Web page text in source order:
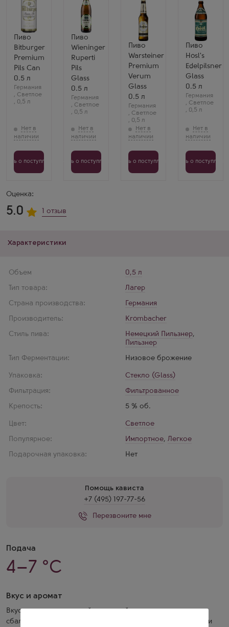
Оценка:
5.0 1 отзыв
Характеристики
Объем
0,5 л
Тип товара:
Лагер
Страна производства:
Германия
Производитель:
Krombacher
Стиль пива:
Немецкий Пильзнер,
Пильзнер
Тип Ферментации:
Низовое брожение
Упаковка:
Стекло (Glass)
Фильтрация:
Фильтрованное
Крепость:
5 % об.
Цвет:
Светлое
Популярное:
Импортное,Легкое
Подарочная упаковка:
Нет
Помощь кависта
+7 (495) 197-77-56
Перезвоните мне
Пиво
Bitburger
Premium
Pils Can
0.5 л
Германия
, Светлое
, 0,5 л
о поступлении
Пиво
Wieninger
Ruperti
Pils
Glass
0.5 л
Германия
, Светлое
, 0,5 л
Узнать о поступлении
Пиво
Warsteiner
Premium
Verum
Glass
0.5 л
Германия
, Светлое
, 0,5 л
Узнать о поступлении
Пиво
Hosl's
Edelpilsner
Glass
0.5 л
Германия
, Светлое
, 0,5 л
Узнать о
Подача
4–7 °C
Вкус и аромат
Вкус пива слегка пряный, хмелевой, хорошо
сбалансированный, с гладкой текстурой, нотками солода и